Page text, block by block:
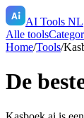
AI Tools NL
Alle tools
Home/Tools/
De